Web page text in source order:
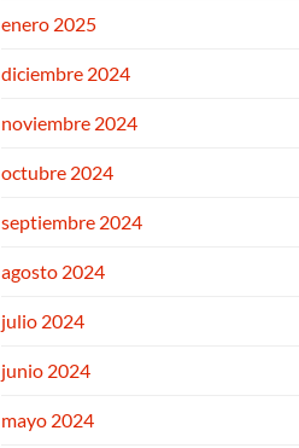
enero 2025
diciembre 2024
noviembre 2024
octubre 2024
septiembre 2024
agosto 2024
julio 2024
junio 2024
mayo 2024